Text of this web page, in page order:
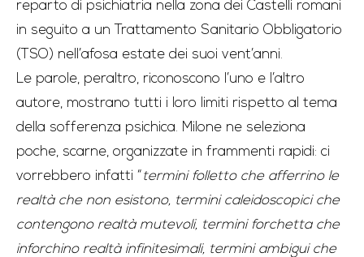
reparto di psichiatria nella zona dei Castelli romani
in seguito a un Trattamento Sanitario Obbligatorio
(TSO) nell’afosa estate dei suoi vent’anni.
Le parole, peraltro, riconoscono l’uno e l’altro
autore, mostrano tutti i loro limiti rispetto al tema
della sofferenza psichica. Milone ne seleziona
poche, scarne, organizzate in frammenti rapidi: ci
vorrebbero infatti “ termini folletto che afferrino le
realtà che non esistono, termini caleidoscopici che
contengono realtà mutevoli, termini forchetta che
inforchino realtà infinitesimali, termini ambigui che